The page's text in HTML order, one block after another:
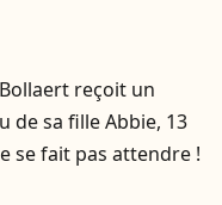
reçoit un
de sa fille Abbie, 13
se fait pas attendre !